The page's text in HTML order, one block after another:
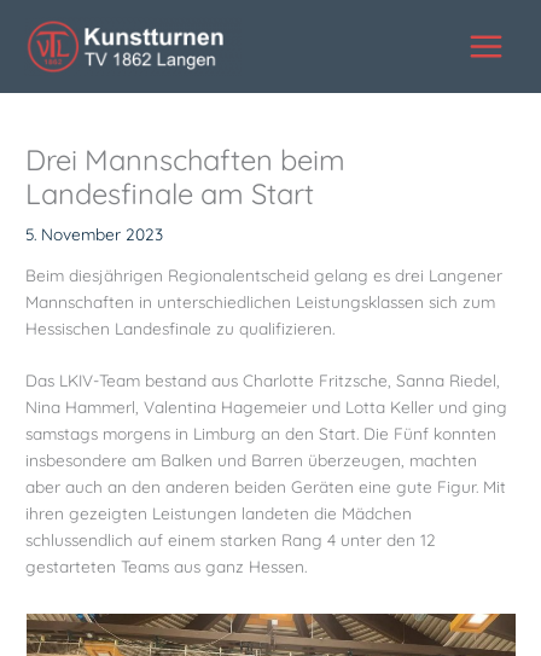
Inhalt
springen
Drei Mannschaften beim
Landesfinale am Start
5. November 2023
Beim diesjährigen Regionalentscheid gelang es drei Langener
Mannschaften in unterschiedlichen Leistungsklassen sich zum
Hessischen Landesfinale zu qualifizieren.
Das LKIV-Team bestand aus Charlotte Fritzsche, Sanna Riedel,
Nina Hammerl, Valentina Hagemeier und Lotta Keller und ging
samstags morgens in Limburg an den Start. Die Fünf konnten
insbesondere am Balken und Barren überzeugen, machten
aber auch an den anderen beiden Geräten eine gute Figur. Mit
ihren gezeigten Leistungen landeten die Mädchen
schlussendlich auf einem starken Rang 4 unter den 12
gestarteten Teams aus ganz Hessen.